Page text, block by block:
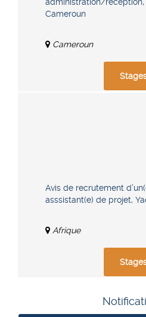
administration/réception,
Cameroun
Cameroun
Avis de recrutement
asssistant(e) de projet,
Afrique